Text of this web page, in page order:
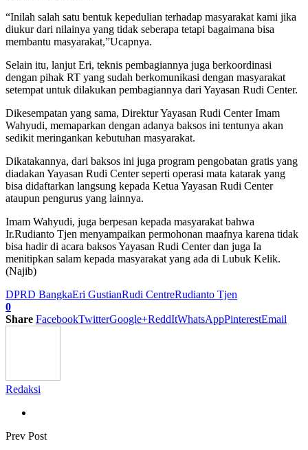
“Inilah salah satu bentuk kepedulian terhadap masyarakat kami jika
diukur dari nilainya yang tidak seberapa tetapi bagaimana bisa
membantu masyarakat,”Ucapnya.
Selain itu, lanjut Eri, teknis pembagiannya juga berkoordinasi
dengan pihak RT yang sudah berkomunikasi dengan masyarakat
setempat untuk dilakukan pembagiannya dari Yayasan Rudi Center.
Dikesempatan yang sama, Direktur Yayasan Rudi Center Imam
Wahyudi, memaparkan dengan adanya baksos ini tentunya akan
sedikit meringankan kebutuhan masyarakat.
Dikatakannya, dari baksos ini juga program pengobatan gratis yang
diadakan Yayasan Rudi Center seperti operasi mata katarak yang
bisa didaftarkan langsung kepada Ketua Yayasan Rudi Center
ataupun pengurus yang lainnya.
Imam Wahyudi, juga berpesan kepada masyarakat bahwa
Ir.Rudianto Tjen menyampaikan permohonan maafnya karena tidak
bisa hadir di acara baksos Yayasan Rudi Center dan juga Ia
menitipkan salam kepada masyarakat yang ada di Lubuk Kelik.
(Najib)
DPRD BangkaEri GustianRudi CentreRudianto Tjen
0
Share FacebookTwitterGoogle+ReddItWhatsAppPinterestEmail
Redaksi
Prev Post